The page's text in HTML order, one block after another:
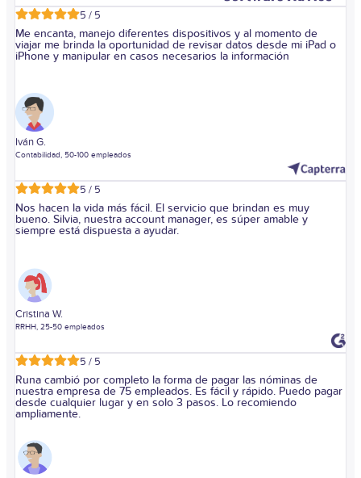
5 / 5
Me encanta, manejo diferentes dispositivos y al momento de
viajar me brinda la oportunidad de revisar datos desde mi iPad o
iPhone y manipular en casos necesarios la información
Iván G.
Contabilidad, 50-100 empleados
5 / 5
Nos hacen la vida más fácil. El servicio que brindan es muy
bueno. Silvia, nuestra account manager, es súper amable y
siempre está dispuesta a ayudar.
Cristina W.
RRHH, 25-50 empleados
5 / 5
Runa cambió por completo la forma de pagar las nóminas de
nuestra empresa de 75 empleados. Es fácil y rápido. Puedo pagar
desde cualquier lugar y en solo 3 pasos. Lo recomiendo
ampliamente.